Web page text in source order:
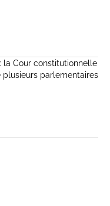
la Cour constitutionnelle
parlementaires